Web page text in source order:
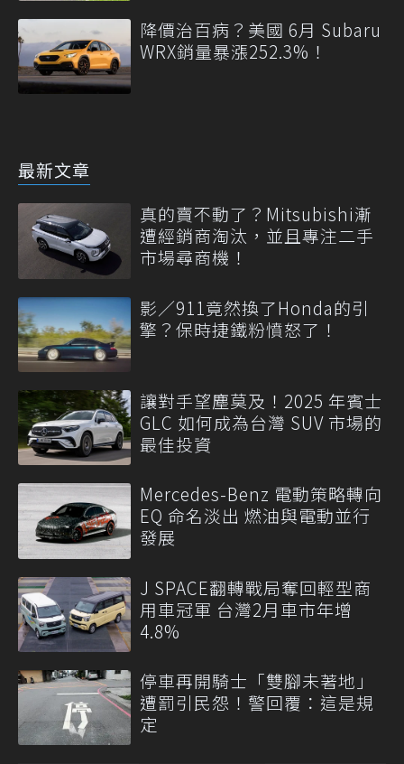
降價治百病？美國 6月 Subaru
WRX銷量暴漲252.3%！
最新文章
真的賣不動了？Mitsubishi漸
遭經銷商淘汰，並且專注二手
市場尋商機！
影／911竟然換了Honda的引
擎？保時捷鐵粉憤怒了！
讓對手望塵莫及！2025 年賓士
GLC 如何成為台灣 SUV 市場的
最佳投資
Mercedes-Benz 電動策略轉向
EQ 命名淡出 燃油與電動並行
發展
J SPACE翻轉戰局奪回輕型商
用車冠軍 台灣2月車市年增
4.8%
停車再開騎士「雙腳未著地」
遭罰引民怨！警回覆：這是規
定